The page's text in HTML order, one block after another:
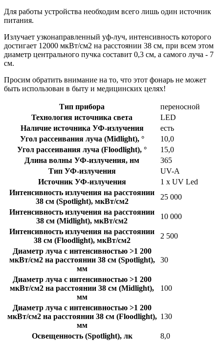
Для работы устройства необходим всего лишь один источник
питания.
Излучает узконаправленный уф-луч, интенсивность которого
достигает 12000 мкВт/см2 на расстоянии 38 см, при всем этом
диаметр центрального пучка составит 0,3 см, а самого луча - 7
см.
Просим обратить внимание на то, что этот фонарь не может
быть использован в быту и медицинских целях!
Тип прибора
переносной
Технология источника света
LED
Наличие источника УФ-излучения
есть
Угол рассеивания луча (Midlight), °
10,0
Угол рассеивания луча (Floodlight), °
15,0
Длина волны УФ-излучения, нм
365
Тип УФ-излучения
UV-A
Источник УФ-излучения
1 х UV Led
Интенсивность излучения на расстоянии
38 см (Spotlight), мкВт/см2
25 000
Интенсивность излучения на расстоянии
38 см (Midlight), мкВт/см2
10 000
Интенсивность излучения на расстоянии
38 см (Floodlight), мкВт/см2
2 500
Диаметр луча с интенсивностью >1 200
мкВт/см2 на расстоянии 38 см (Spotlight),
мм
30
Диаметр луча с интенсивностью >1 200
мкВт/см2 на расстоянии 38 см (Midlight),
мм
100
Диаметр луча с интенсивностью >1 200
мкВт/см2 на расстоянии 38 см (Floodlight),
мм
130
Освещенность (Spotlight), лк
8,0